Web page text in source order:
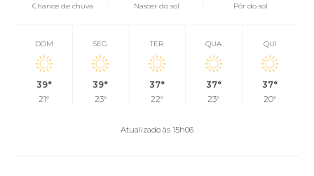
Chance de chuva
Nascer do sol Pôr do sol
DOM
39°
21°
SEG
39°
23°
TER
37°
22°
QUA
37°
23°
QUI
37°
20°
Atualizado às 15h06